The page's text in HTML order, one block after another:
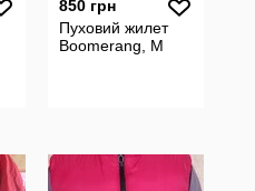
850 грн
Пуховий жилет
Boomerang, М